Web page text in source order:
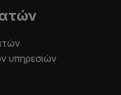
υπηρεσιών